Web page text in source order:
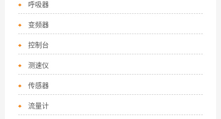
呼吸器
变频器
控制台
测速仪
传感器
流量计